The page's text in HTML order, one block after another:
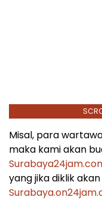
Misal, para
maka kami akan
yang jika diklik